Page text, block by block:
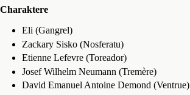
Charaktere
Eli (Gangrel)
Zackary Sisko (Nosferatu)
Etienne Lefevre (Toreador)
Josef Wilhelm Neumann (Tremère)
David Emanuel Antoine Demond (Ventrue)